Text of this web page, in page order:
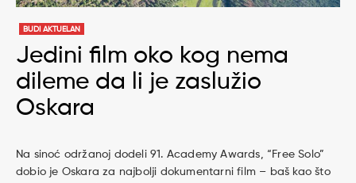
BUDI AKTUELAN
Jedini film oko kog nema
dileme da li je zaslužio
Oskara
Na sinoć održanoj dodeli 91. Academy Awards, “Free Solo”
dobio je Oskara za najbolji dokumentarni film – baš kao što